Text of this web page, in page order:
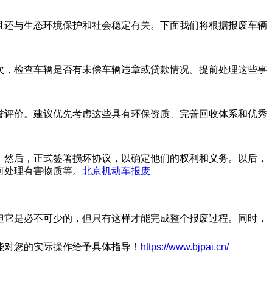
与生态环境保护和社会稳定有关。下面我们将根据报废车辆
检查车辆是否有未偿车辆违章或贷款情况。提前处理这些事
价。建议优先考虑这些具有环保资质、完善回收体系和优秀
后，正式签署损坏协议，以确定他们的权利和义务。以后，
理有害物质等。 北京机动车报废
是必不可少的，但只有这样才能完成整个报废过程。同时，
您的实际操作给予具体指导！ https://www.bjpai.cn/